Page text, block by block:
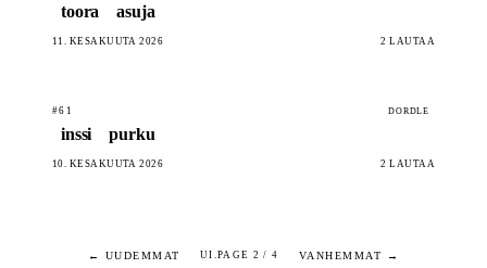
toora asuja
11. KESÄKUUTA 2026 2 LAUTAA
#61 DORDLE
inssi purku
10. KESÄKUUTA 2026 2 LAUTAA
← UUDEMMAT UI.PAGE 2 / 4 VANHEMMAT →